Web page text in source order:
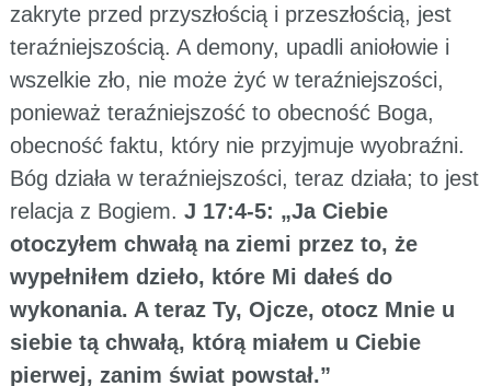
zakryte przed przyszłością i przeszłością, jest
teraźniejszością. A demony, upadli aniołowie i
wszelkie zło, nie może żyć w teraźniejszości,
ponieważ teraźniejszość to obecność Boga,
obecność faktu, który nie przyjmuje wyobraźni.
Bóg działa w teraźniejszości, teraz działa; to jest
relacja z Bogiem. J 17:4-5: „Ja Ciebie
otoczyłem chwałą na ziemi przez to, że
wypełniłem dzieło, które Mi dałeś do
wykonania. A teraz Ty, Ojcze, otocz Mnie u
siebie tą chwałą, którą miałem u Ciebie
pierwej, zanim świat powstał.”